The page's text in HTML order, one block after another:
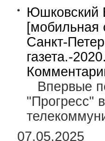
Юшковский
[мобильная
Санкт-
газета.-
Впервые
"Прогресс"
07.05.2025